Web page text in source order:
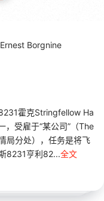
Ernest Borgnine
霍克Stringfellow Ha
，受雇于“某公司”（The
局分处），任务是将飞
8231亨利82...全文